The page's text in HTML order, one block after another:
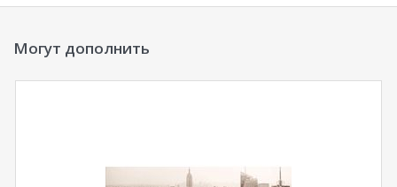
Могут дополнить